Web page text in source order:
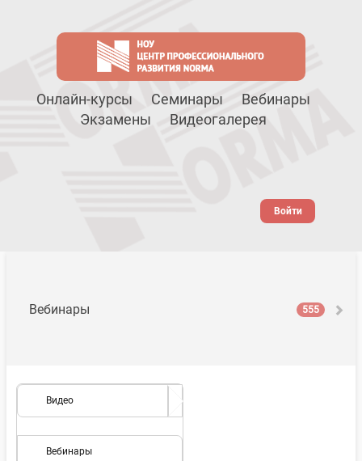
Онлайн-курсы Семинары
Вебинары
Экзамены
Видеогалерея
Войти
Вебинары 555
Видео
Вебинары